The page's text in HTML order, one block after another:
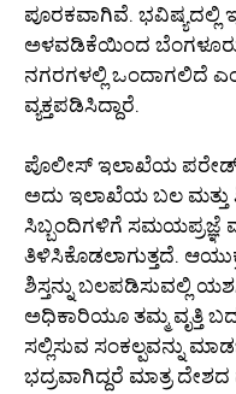
ಪೂರಕವಾಗಿವೆ. ಭವಿಷ್ಯದಲ್ಲಿ
ಅಳವಡಿಕೆಯಿಂದ ಬೆಂಗಳೂರು
ನಗರಗಳಲ್ಲಿ ಒಂದಾಗಲಿದೆ
ವ್ಯಕ್ತಪಡಿಸಿದ್ದಾರೆ.
ಪೊಲೀಸ್ ಇಲಾಖೆಯ ಪರೇಡ್
ಅದು ಇಲಾಖೆಯ ಬಲ ಮತ್ತು
ಸಿಬ್ಬಂದಿಗಳಿಗೆ ಸಮಯಪ್ರಜ್ಞೆ
ತಿಳಿಸಿಕೊಡಲಾಗುತ್ತದೆ.
ಶಿಸ್ತನ್ನು ಬಲಪಡಿಸುವಲ್ಲಿ
ಅಧಿಕಾರಿಯೂ ತಮ್ಮ ವೃತ್ತಿ
ಸಲ್ಲಿಸುವ ಸಂಕಲ್ಪವನ್ನು
ಭದ್ರವಾಗಿದ್ದರೆ ಮಾತ್ರ ದೇಶದ